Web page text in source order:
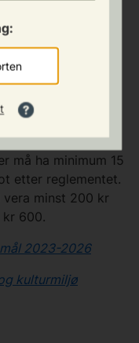
anlegg, sikrar
og medverke
må ha minimum 15
etter reglementet.
vera minst 200 kr
600.
2023-2026
kulturmiljø